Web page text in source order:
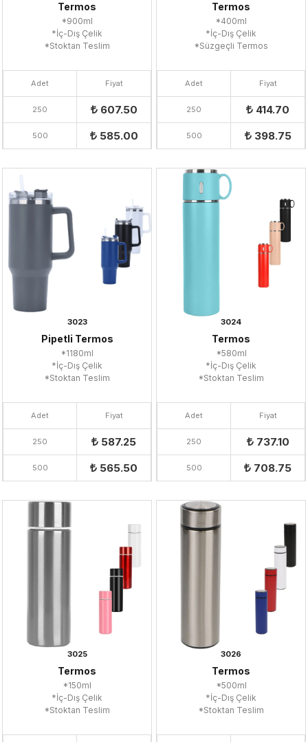
Termos
*900ml
*İç-Dış Çelik
*Stoktan Teslim
Adet Fiyat
250 607.50
500 585.00
Termos
*400ml
*İç-Dış Çelik
*Süzgeçli Termos
Adet Fiyat
250 414.70
500 398.75
3023
Pipetli Termos
*1180ml
*İç-Dış Çelik
*Stoktan Teslim
Adet Fiyat
250 587.25
500 565.50
3024
Termos
*580ml
*İç-Dış Çelik
*Stoktan Teslim
Adet Fiyat
250 737.10
500 708.75
3025
Termos
*150ml
*İç-Dış Çelik
*Stoktan Teslim
3026
Termos
*500ml
*İç-Dış Çelik
*Stoktan Teslim